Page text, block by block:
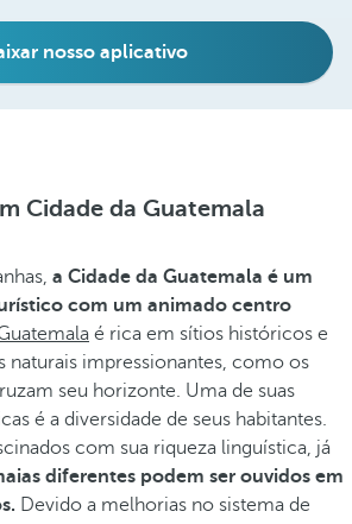
nosso aplicativo
Cidade da Guatemala
a Cidade da Guatemala é um
com um animado centro
é rica em sítios históricos e
naturais impressionantes, como os
seu horizonte. Uma de suas
é a diversidade de seus habitantes.
com sua riqueza linguística, já
diferentes podem ser ouvidos em
Devido a melhorias no sistema de